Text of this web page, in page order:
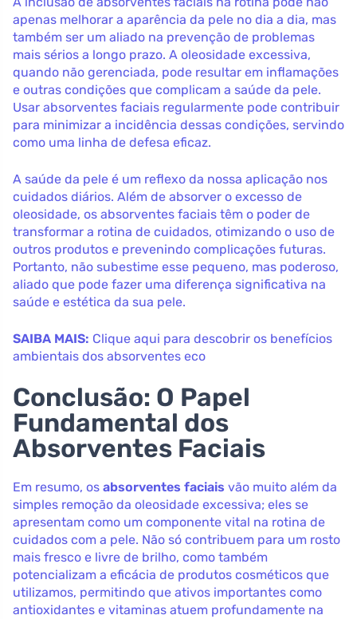
apenas melhorar a aparência da pele no dia a dia, mas
também ser um aliado na prevenção de problemas
mais sérios a longo prazo. A oleosidade excessiva,
quando não gerenciada, pode resultar em inflamações
e outras condições que complicam a saúde da pele.
Usar absorventes faciais regularmente pode contribuir
para minimizar a incidência dessas condições, servindo
como uma linha de defesa eficaz.
A saúde da pele é um reflexo da nossa aplicação nos
cuidados diários. Além de absorver o excesso de
oleosidade, os absorventes faciais têm o poder de
transformar a rotina de cuidados, otimizando o uso de
outros produtos e prevenindo complicações futuras.
Portanto, não subestime esse pequeno, mas poderoso,
aliado que pode fazer uma diferença significativa na
saúde e estética da sua pele.
SAIBA MAIS: Clique aqui para descobrir os benefícios
ambientais dos absorventes eco
Conclusão: O Papel
Fundamental dos
Absorventes Faciais
Em resumo, os absorventes faciais vão muito além da
simples remoção da oleosidade excessiva; eles se
apresentam como um componente vital na rotina de
cuidados com a pele. Não só contribuem para um rosto
mais fresco e livre de brilho, como também
potencializam a eficácia de produtos cosméticos que
utilizamos, permitindo que ativos importantes como
antioxidantes e vitaminas atuem profundamente na